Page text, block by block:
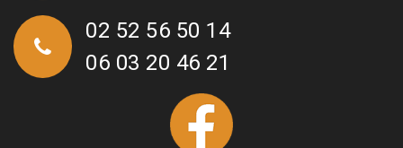
02 52 56 50 14
06 03 20 46 21